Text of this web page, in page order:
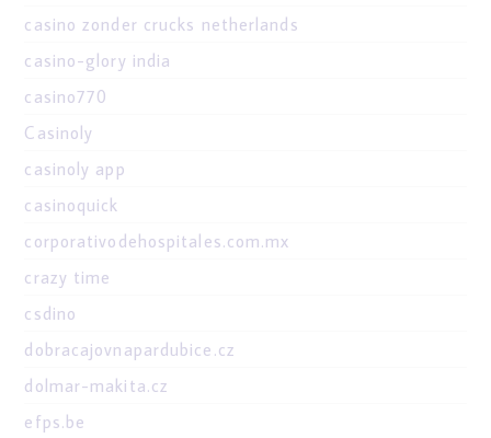
casino zonder crucks netherlands
casino-glory india
casino770
Casinoly
casinoly app
casinoquick
corporativodehospitales.com.mx
crazy time
csdino
dobracajovnapardubice.cz
dolmar-makita.cz
efps.be